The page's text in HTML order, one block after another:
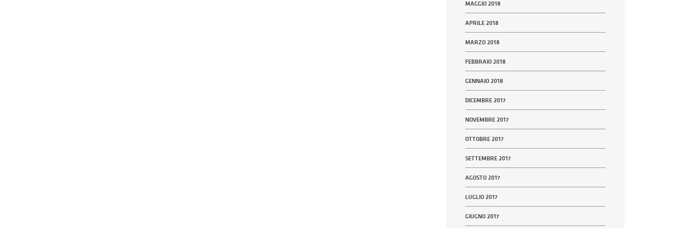
MAGGIO 2018
APRILE 2018
MARZO 2018
FEBBRAIO 2018
GENNAIO 2018
DICEMBRE 2017
NOVEMBRE 2017
OTTOBRE 2017
SETTEMBRE 2017
AGOSTO 2017
LUGLIO 2017
GIUGNO 2017